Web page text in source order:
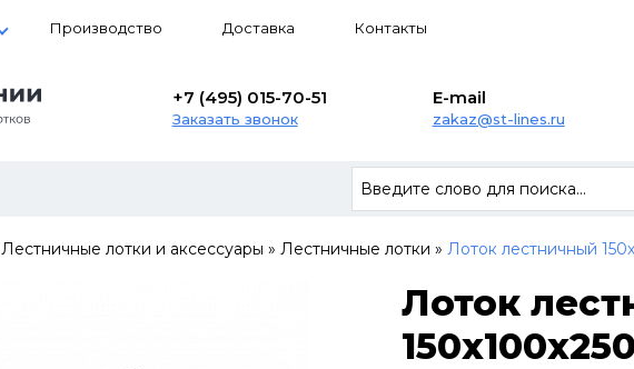
Производство Доставка Контакты
+7 (495) 015-70-51
Заказать звонок
E-mail
zakaz@st-lines.ru
Лестничные лотки и аксессуары » Лестничные лотки » Лоток лестничный
Лоток